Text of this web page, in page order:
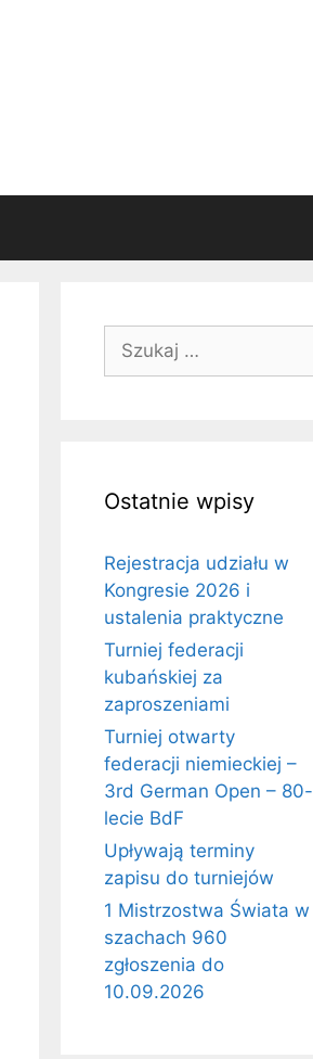
Ostatnie wpisy
Rejestracja udziału w
Kongresie 2026 i
ustalenia praktyczne
Turniej federacji
kubańskiej za
zaproszeniami
Turniej otwarty
federacji niemieckiej –
3rd German Open – 80-
lecie BdF
Upływają terminy
zapisu do turniejów
1 Mistrzostwa Świata w
szachach 960
zgłoszenia do
10.09.2026